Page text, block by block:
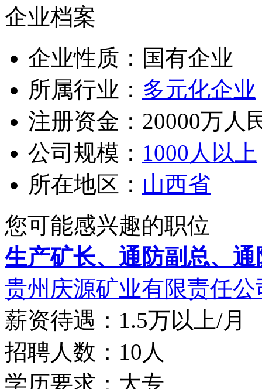
企业档案
企业性质：国有企业
所属行业： 多元化企业
注册资金：20000万人
公司规模： 1000人以上
所在地区： 山西省
您可能感兴趣的职位
生产矿长、通防副总、通
贵州庆源矿业有限责任公
薪资待遇：1.5万以上/月
招聘人数：10人
学历要求：大专